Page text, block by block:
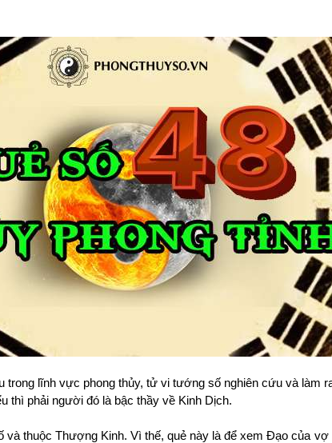
trong lĩnh vực phong thủy, tử vi tướng số nghiên cứu và làm
thì phải người đó là bậc thầy về Kinh Dịch.
và thuộc Thượng Kinh. Vì thế, quẻ này là để xem Đạo của